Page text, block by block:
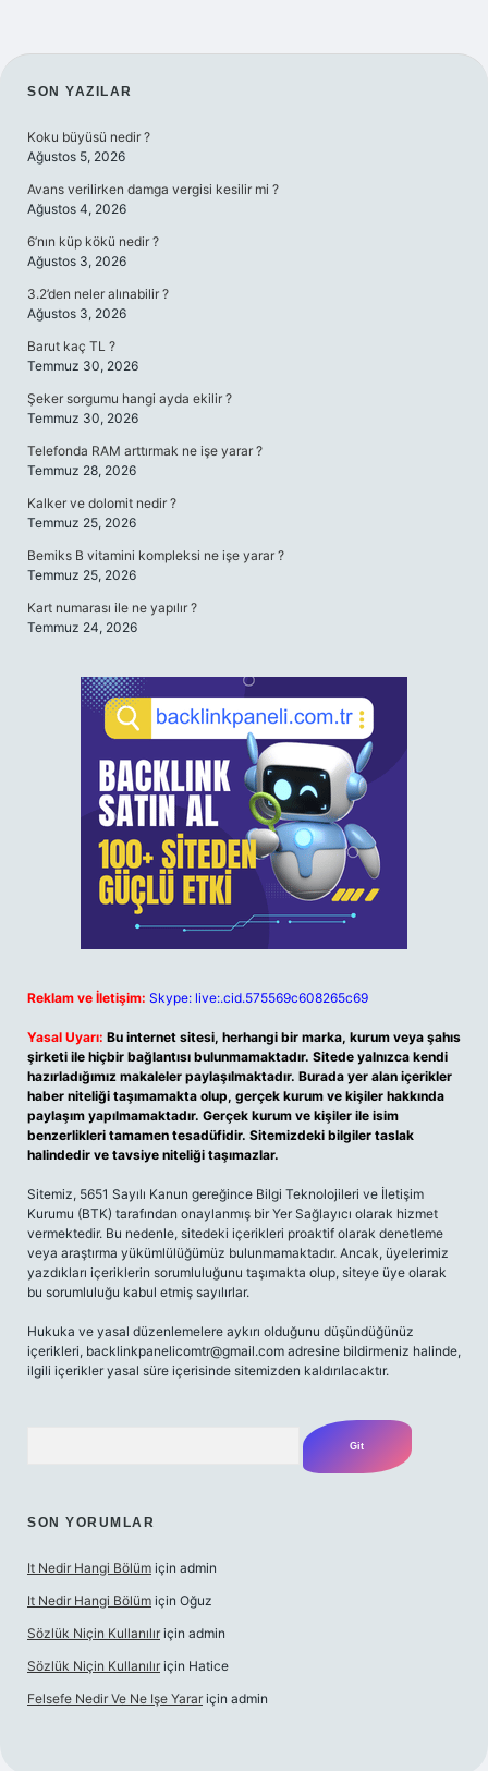
SIDEBAR
SON YAZILAR
Koku büyüsü nedir ?
Ağustos 5, 2026
Avans verilirken damga vergisi kesilir mi ?
Ağustos 4, 2026
6’nın küp kökü nedir ?
Ağustos 3, 2026
3.2’den neler alınabilir ?
Ağustos 3, 2026
Barut kaç TL ?
Temmuz 30, 2026
Şeker sorgumu hangi ayda ekilir ?
Temmuz 30, 2026
Telefonda RAM arttırmak ne işe yarar ?
Temmuz 28, 2026
Kalker ve dolomit nedir ?
Temmuz 25, 2026
Bemiks B vitamini kompleksi ne işe yarar ?
Temmuz 25, 2026
Kart numarası ile ne yapılır ?
Temmuz 24, 2026
Reklam ve İletişim: Skype: live:.cid.575569c608265c69
Yasal Uyarı: Bu internet sitesi, herhangi bir marka, kurum veya şahıs
şirketi ile hiçbir bağlantısı bulunmamaktadır. Sitede yalnızca kendi
hazırladığımız makaleler paylaşılmaktadır. Burada yer alan içerikler
haber niteliği taşımamakta olup, gerçek kurum ve kişiler hakkında
paylaşım yapılmamaktadır. Gerçek kurum ve kişiler ile isim
benzerlikleri tamamen tesadüfidir. Sitemizdeki bilgiler taslak
halindedir ve tavsiye niteliği taşımazlar.
Sitemiz, 5651 Sayılı Kanun gereğince Bilgi Teknolojileri ve İletişim
Kurumu (BTK) tarafından onaylanmış bir Yer Sağlayıcı olarak hizmet
vermektedir. Bu nedenle, sitedeki içerikleri proaktif olarak denetleme
veya araştırma yükümlülüğümüz bulunmamaktadır. Ancak, üyelerimiz
yazdıkları içeriklerin sorumluluğunu taşımakta olup, siteye üye olarak
bu sorumluluğu kabul etmiş sayılırlar.
Hukuka ve yasal düzenlemelere aykırı olduğunu düşündüğünüz
içerikleri, backlinkpanelicomtr@gmail.com adresine bildirmeniz halinde,
ilgili içerikler yasal süre içerisinde sitemizden kaldırılacaktır.
SON YORUMLAR
It Nedir Hangi Bölüm için admin
It Nedir Hangi Bölüm için Oğuz
Sözlük Niçin Kullanılır için admin
Sözlük Niçin Kullanılır için Hatice
Felsefe Nedir Ve Ne Işe Yarar için admin